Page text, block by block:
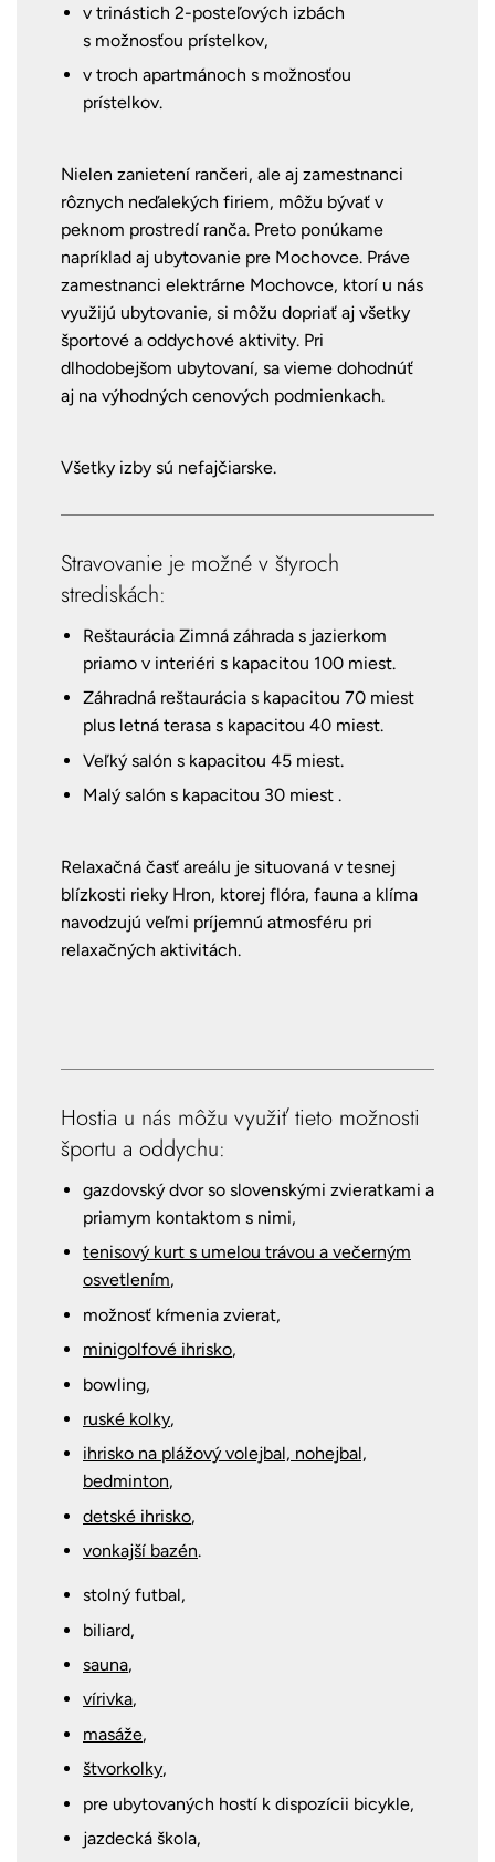
v trinástich 2-posteľových izbách
s možnosťou prístelkov,
v troch apartmánoch s možnosťou
prístelkov.
Nielen zanietení rančeri, ale aj zamestnanci
rôznych neďalekých firiem, môžu bývať v
peknom prostredí ranča. Preto ponúkame
napríklad aj ubytovanie pre Mochovce. Práve
zamestnanci elektrárne Mochovce, ktorí u nás
využijú ubytovanie, si môžu dopriať aj všetky
športové a oddychové aktivity. Pri
dlhodobejšom ubytovaní, sa vieme dohodnúť
aj na výhodných cenových podmienkach.
Všetky izby sú nefajčiarske.
Stravovanie je možné v štyroch
strediskách:
Reštaurácia Zimná záhrada s jazierkom
priamo v interiéri s kapacitou 100 miest.
Záhradná reštaurácia s kapacitou 70 miest
plus letná terasa s kapacitou 40 miest.
Veľký salón s kapacitou 45 miest.
Malý salón s kapacitou 30 miest .
Relaxačná časť areálu je situovaná v tesnej
blízkosti rieky Hron, ktorej flóra, fauna a klíma
navodzujú veľmi príjemnú atmosféru pri
relaxačných aktivitách.
Hostia u nás môžu využiť tieto možnosti
športu a oddychu:
gazdovský dvor so slovenskými zvieratkami a
priamym kontaktom s nimi,
tenisový kurt s umelou trávou a večerným
osvetlením,
možnosť kŕmenia zvierat,
minigolfové ihrisko,
bowling,
ruské kolky,
ihrisko na plážový volejbal, nohejbal,
bedminton,
detské ihrisko,
vonkajší bazén.
stolný futbal,
biliard,
sauna,
vírivka,
masáže,
štvorkolky,
pre ubytovaných hostí k dispozícii bicykle,
jazdecká škola,